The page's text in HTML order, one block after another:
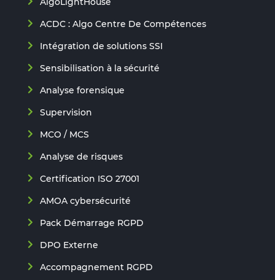
ACDC : Algo Centre De Compétences
Intégration de solutions SSI
Sensibilisation à la sécurité
Analyse forensique
Supervision
MCO / MCS
Analyse de risques
Certification ISO 27001
AMOA cybersécurité
Pack Démarrage RGPD
DPO Externe
Accompagnement RGPD